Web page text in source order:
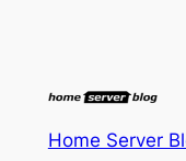
Home Server